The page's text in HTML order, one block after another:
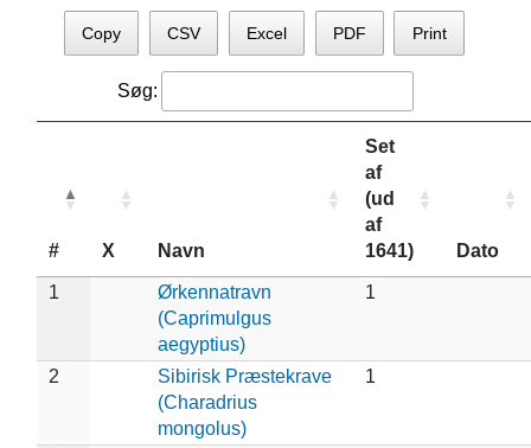
Copy CSV Excel PDF Print
Søg:
# X Navn
Set
af
(ud
af
1641)
Dato
1
Ørkennatravn
(Caprimulgus
aegyptius)
1
2
Sibirisk Præstekrave
(Charadrius
mongolus)
1